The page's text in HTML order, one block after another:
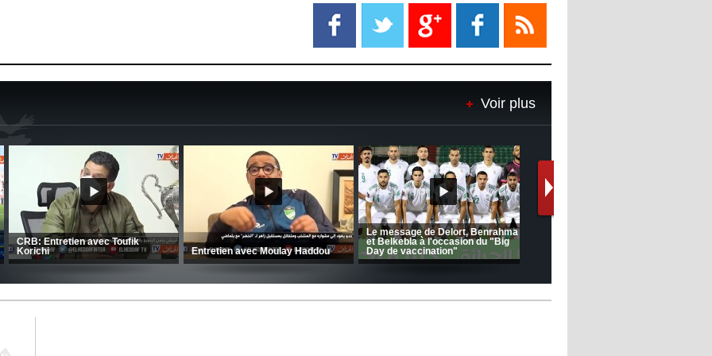
propriétaire
Le Barça savoure sa première
place et chambre le Real Madrid
de matchs"
12:39 - 2022/11/06
Real : Les dirigeants veulent le
départ d'Hazard cet hiver
Voir plus
(Coupe de la CAF) Nkana FC 1 -
CRB 0
CSC: La préparation des hommes
d’Amrani se poursuit en Tunisie
MCA: Kaci-Saïd évoque le large
succès du Mouloudia face au FC
MFM